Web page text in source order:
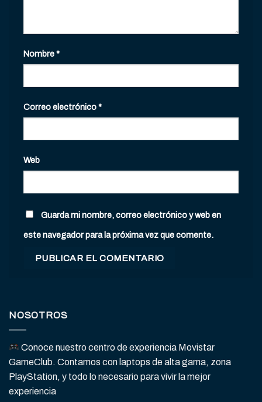
Nombre*
Correo electrónico*
Web
Guarda mi nombre, correo electrónico y web en
este navegador para la próxima vez que comente.
NOSOTROS
Conoce nuestro centro de experiencia Movistar
GameClub. Contamos con laptops de alta gama, zona
PlayStation, y todo lo necesario para vivir la mejor
experiencia